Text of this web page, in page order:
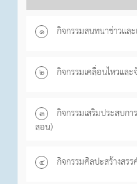
๑ กิจกรรมสนทนาข่าวแล
๒ กิจกรรมเคลื่อนไหวและ
๓
กิจกรรมเสริมประสบก
สอน)
๔ กิจกรรมศิลปะสร้างสร